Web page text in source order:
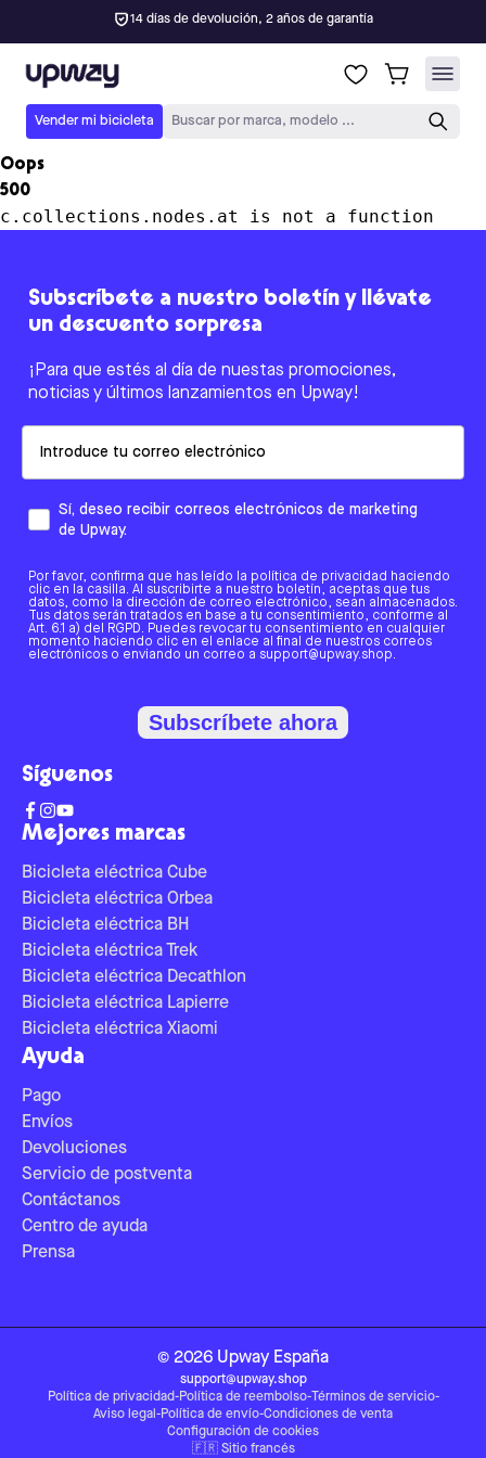
14 días de devolución, 2 años de garantía
Upway
Vender mi bicicleta Buscar por marca, modelo ...
Oops
500
c.collections.nodes.at is not a function
Mejores marcas
Bicicleta eléctrica Cube
Bicicleta eléctrica Orbea
Bicicleta eléctrica BH
Bicicleta eléctrica Trek
Bicicleta eléctrica Decathlon
Bicicleta eléctrica Lapierre
Bicicleta eléctrica Xiaomi
Ayuda
Pago
Envíos
Devoluciones
Servicio de postventa
Contáctanos
Centro de ayuda
Prensa
Subscríbete a nuestro boletín y llévate
un descuento sorpresa
¡Para que estés al día de nuestas promociones,
noticias y últimos lanzamientos en Upway!
Sí, deseo recibir correos electrónicos de marketing
de Upway.
Por favor, confirma que has leído la política de privacidad haciendo
clic en la casilla. Al suscribirte a nuestro boletín, aceptas que tus
datos, como la dirección de correo electrónico, sean almacenados.
Tus datos serán tratados en base a tu consentimiento, conforme al
Art. 6.1 a) del RGPD. Puedes revocar tu consentimiento en cualquier
momento haciendo clic en el enlace al final de nuestros correos
electrónicos o enviando un correo a support@upway.shop.
Subscríbete ahora
Síguenos
© 2026 Upway España
support@upway.shop
Política de privacidad-Política de reembolso-Términos de servicio-
Aviso legal -Política de envío-Condiciones de venta
Configuración de cookies
🇫🇷 Sitio francés